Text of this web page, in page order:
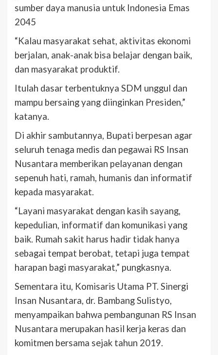
sumber daya manusia untuk Indonesia Emas
2045
“Kalau masyarakat sehat, aktivitas ekonomi
berjalan, anak-anak bisa belajar dengan baik,
dan masyarakat produktif.
Itulah dasar terbentuknya SDM unggul dan
mampu bersaing yang diinginkan Presiden,”
katanya.
Di akhir sambutannya, Bupati berpesan agar
seluruh tenaga medis dan pegawai RS Insan
Nusantara memberikan pelayanan dengan
sepenuh hati, ramah, humanis dan informatif
kepada masyarakat.
“Layani masyarakat dengan kasih sayang,
kepedulian, informatif dan komunikasi yang
baik. Rumah sakit harus hadir tidak hanya
sebagai tempat berobat, tetapi juga tempat
harapan bagi masyarakat,” pungkasnya.
Sementara itu, Komisaris Utama PT. Sinergi
Insan Nusantara, dr. Bambang Sulistyo,
menyampaikan bahwa pembangunan RS Insan
Nusantara merupakan hasil kerja keras dan
komitmen bersama sejak tahun 2019.